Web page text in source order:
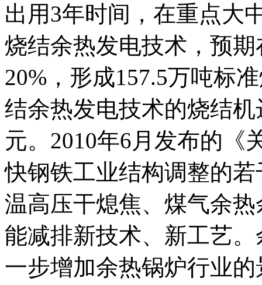
出用3年时间，在重点大
烧结余热发电技术，预
20%，形成157.5万吨标
结余热发电技术的烧结
元。2010年6月发布的《
快钢铁工业结构调整的
温高压干熄焦、煤气余
能减排新技术、新工艺
一步增加余热锅炉行业